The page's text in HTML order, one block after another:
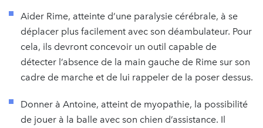
Aider Rime, atteinte d’une paralysie cérébrale, à se
déplacer plus facilement avec son déambulateur. Pour
cela, ils devront concevoir un outil capable de
détecter l’absence de la main gauche de Rime sur son
cadre de marche et de lui rappeler de la poser dessus.
Donner à Antoine, atteint de myopathie, la possibilité
de jouer à la balle avec son chien d’assistance. Il